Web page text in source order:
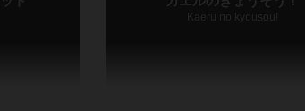
Kaeru no kyousou!